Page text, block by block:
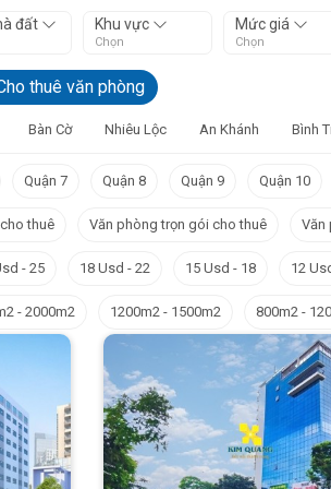
đất Khu vực
Chọn
Mức giá
Chọn
thuê văn phòng
Bàn Cờ Nhiêu Lộc An Khánh Bình
Quận 7 Quận 8 Quận 9 Quận 10
thuê Văn phòng trọn gói cho thuê Văn
- 25 18 Usd - 22 15 Usd - 18 12
- 2000m2 1200m2 - 1500m2 800m2 -